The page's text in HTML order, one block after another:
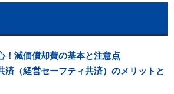
！減価償却費の基本と注意点
済（経営セーフティ共済）のメリットと